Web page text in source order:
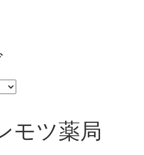
モツ薬局